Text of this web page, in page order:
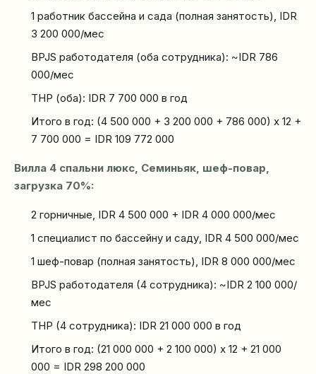
1 работник бассейна и сада (полная занятость), IDR
3 200 000/мес
BPJS работодателя (оба сотрудника): ~IDR 786
000/мес
ТНР (оба): IDR 7 700 000 в год
Итого в год: (4 500 000 + 3 200 000 + 786 000) x 12 +
7 700 000 = IDR 109 772 000
Вилла 4 спальни люкс, Семиньяк, шеф-повар,
загрузка 70%:
2 горничные, IDR 4 500 000 + IDR 4 000 000/мес
1 специалист по бассейну и саду, IDR 4 500 000/мес
1 шеф-повар (полная занятость), IDR 8 000 000/мес
BPJS работодателя (4 сотрудника): ~IDR 2 100 000/
мес
ТНР (4 сотрудника): IDR 21 000 000 в год
Итого в год: (21 000 000 + 2 100 000) x 12 + 21 000
000 = IDR 298 200 000